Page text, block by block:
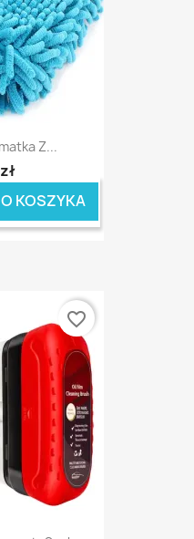
Z...
KOSZYKA
favorite_border